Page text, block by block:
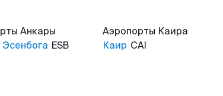
Анкары
ESB
Аэропорты Каира
Каир CAI